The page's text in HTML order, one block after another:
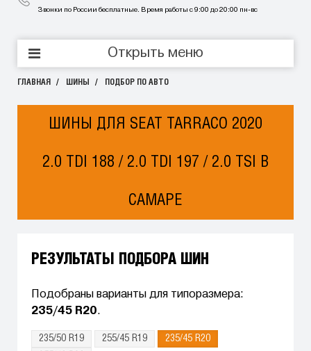
Звонки по России бесплатные. Время работы с 9:00 до 20:00 пн-вс
Открыть меню
ГЛАВНАЯ ШИНЫ ПОДБОР ПО АВТО
ШИНЫ ДЛЯ SEAT TARRACO 2020
2.0 TDI 188 / 2.0 TDI 197 / 2.0 TSI В
САМАРЕ
РЕЗУЛЬТАТЫ ПОДБОРА ШИН
Подобраны варианты для типоразмера:
235/45 R20.
235/50 R19 255/45 R19
235/45 R20